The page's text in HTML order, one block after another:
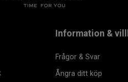
Information &
Frågor & Svar
Ångra ditt köp